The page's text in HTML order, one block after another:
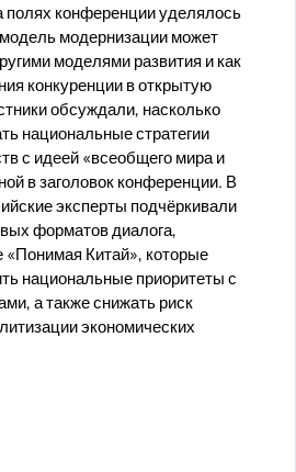
конференции уделялось
модернизации может
моделями развития и как
конкуренции в открытую
обсуждали, насколько
национальные стратегии
с идеей «всеобщего мира и
в заголовок конференции. В
эксперты подчёркивали
форматов диалога,
Китай», которые
национальные приоритеты с
а также снижать риск
экономических